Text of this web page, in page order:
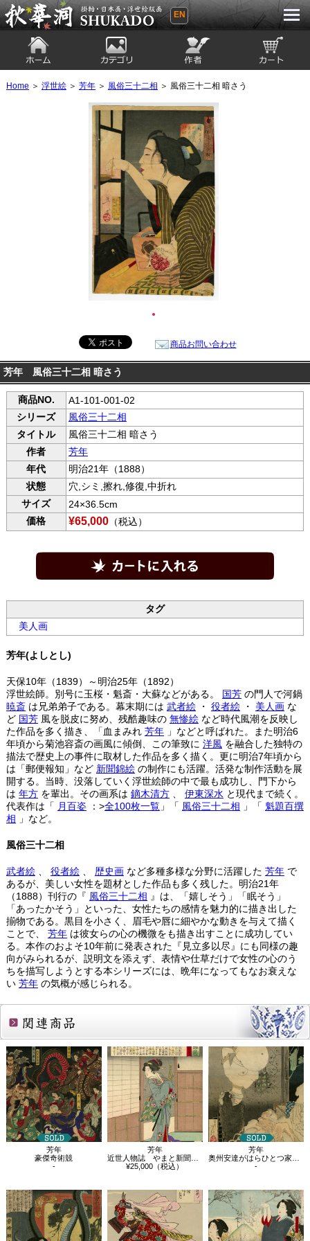
秋華洞 SHUKADO 掛軸・日本画・浮世
EN
Home ＞ 浮世絵＞ 芳年＞ 風俗三十二相 ＞ 風俗三十二相 暗さう
●
商品お問い合わせ
芳年 風俗三十二相 暗さう
商品NO.
A1-101-001-02
シリーズ
風俗三十二相
タイトル
風俗三十二相 暗さう
作者
芳年
年代
明治21年（1888）
状態
穴,シミ,擦れ,修復,中折れ
サイズ
24×36.5cm
価格
¥65,000（税込）
タグ
美人画
芳年(よしとし)
天保10年（1839）～明治25年（1892）
浮世絵師。別号に玉桜・魁斎・大蘇などがある。 国芳の門人で河鍋
暁斎は兄弟弟子である。幕末期には 武者絵・ 役者絵・ 美人画な
ど 国芳風を脱皮に努め、残酷趣味の 無惨絵など時代風潮を反映し
た作品を多く描き、「血まみれ 芳年」などと呼ばれた。また明治6
年頃から菊池容斎の画風に傾倒、この筆致に 洋風を融合した独特の
描法で歴史上の事件に取材した作品を多く描く。更に明治7年頃から
は「郵便報知」など 新聞錦絵の制作にも活躍。活発な制作活動を展
開する。当時、没落していく浮世絵師の中で最も成功し、門下から
は 年方を輩出。その画系は 鏑木清方、 伊東深水 と現代まで続く。
代表作は「 月百姿：>全100枚一覧」「 風俗三十二相 」「 魁題百撰
相 」など。
風俗三十二相
武者絵、 役者絵、 歴史画など多種多様な分野に活躍した 芳年で
あるが、美しい女性を題材とした作品も多く残した。明治21年
（1888）刊行の『 風俗三十二相 』は、「嬉しそう」「眠そう」
「あったかそう」といった、女性たちの感情を魅力的に描き出した
揃物である。黒目を小さく、眉毛や唇に細やかな動きを与えて描く
ことで、 芳年は彼女らの心の機微をも描き出すことに成功してい
る。本作のおよそ10年前に発表された『見立多以尽』にも同様の趣
向がみられるが、説明文を添えず、表情や仕草だけで女性の心のう
ちを描写しようとする本シリーズには、晩年になってもなお衰えな
い 芳年の気概が感じられる。
関連商品
芳年
豪傑奇術競
-
芳年
近世人物誌 やまと新聞附録第十五 木戸…
¥25,000（税込）
芳年
奥州安達がはらひとつ家の図
-